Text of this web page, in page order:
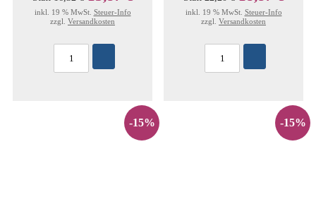
inkl. 19 % MwSt. Steuer-Info
zzgl. Versandkosten
inkl. 19 % MwSt. Steuer-Info
zzgl. Versandkosten
-15% -15%